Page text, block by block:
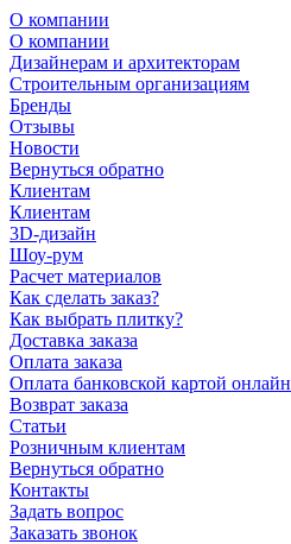
О компании
О компании
Дизайнерам и архитекторам
Строительным организациям
Бренды
Отзывы
Новости
Вернуться обратно
Клиентам
Клиентам
3D-дизайн
Шоу-рум
Расчет материалов
Как сделать заказ?
Как выбрать плитку?
Доставка заказа
Оплата заказа
Оплата банковской картой онлайн
Возврат заказа
Статьи
Розничным клиентам
Вернуться обратно
Контакты
Задать вопрос
Заказать звонок